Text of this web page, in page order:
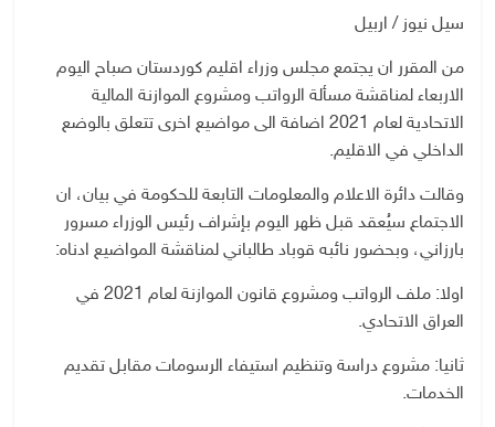
سيل نيوز / اربيل
من المقرر ان يجتمع مجلس وزراء اقليم كوردستان صباح اليوم
الاربعاء لمناقشة مسألة الرواتب ومشروع الموازنة المالية
الاتحادية لعام 2021 اضافة الى مواضيع اخرى تتعلق بالوضع
الداخلي في الاقليم.
وقالت دائرة الاعلام والمعلومات التابعة للحكومة في بيان، ان
الاجتماع سيُعقد قبل ظهر اليوم بإشراف رئيس الوزراء مسرور
بارزاني، وبحضور نائبه قوباد طالباني لمناقشة المواضيع ادناه:
اولا: ملف الرواتب ومشروع قانون الموازنة لعام 2021 في
العراق الاتحادي.
ثانيا: مشروع دراسة وتنظيم استيفاء الرسومات مقابل تقديم
الخدمات.